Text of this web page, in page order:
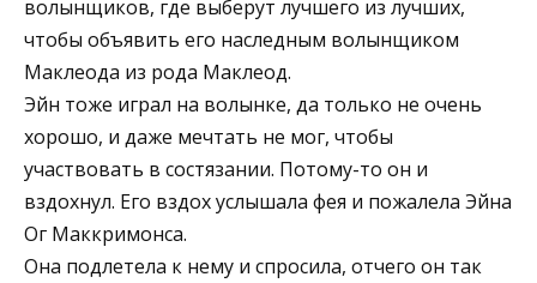
волынщиков, где выберут лучшего из лучших,
чтобы объявить его наследным волынщиком
Маклеода из рода Маклеод.
Эйн тоже играл на волынке, да только не очень
хорошо, и даже мечтать не мог, чтобы
участвовать в состязании. Потому-то он и
вздохнул. Его вздох услышала фея и пожалела Эйна
Ог Маккримонса.
Она подлетела к нему и спросила, отчего он так